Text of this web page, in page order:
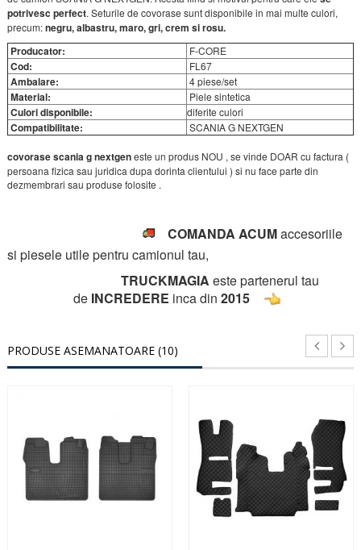
potrivesc perfect. Seturile de covorase sunt disponibile in mai multe culori,
precum:negru, albastru, maro, gri, crem si rosu.
Producator:
F-CORE
Cod: FL67
Ambalare: 4 piese/set
Material: Piele sintetica
Culori disponibile: diferite culori
Compatibilitate: SCANIA G NEXTGEN
covorase scania g nextgeneste un produs NOU , se vinde DOAR cu factura (
persoana fizica sau juridica dupa dorinta clientului ) si nu face parte din
dezmembrari sau produse folosite .
COMANDA ACUMaccesoriile
si piesele utile pentru camionul tau,
TRUCKMAGIA este partenerul tau
de INCREDERE inca din 2015
PRODUSE ASEMANATOARE (10)